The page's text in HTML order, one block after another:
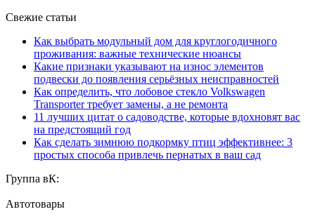
Свежие статьи
Как выбрать модульный дом для круглогодичного
проживания: важные технические нюансы
Какие признаки указывают на износ элементов
подвески до появления серьёзных неисправностей
Как определить, что лобовое стекло Volkswagen
Transporter требует замены, а не ремонта
11 лучших цитат о садоводстве, которые вдохновят вас
на предстоящий год
Как сделать зимнюю подкормку птиц эффективнее: 3
простых способа привлечь пернатых в ваш сад
Группа вК:
Автотовары